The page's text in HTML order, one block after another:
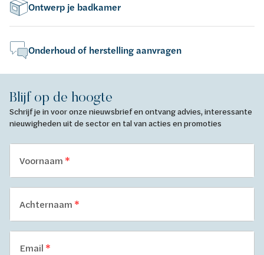
Ontwerp je badkamer
Onderhoud of herstelling aanvragen
Blijf op de hoogte
Schrijf je in voor onze nieuwsbrief en ontvang advies, interessante
nieuwigheden uit de sector en tal van acties en promoties
Voornaam
Achternaam
Email